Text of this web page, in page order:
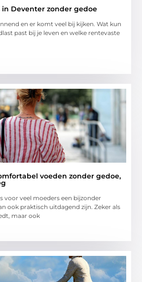
Deventer zonder gedoe
en er komt veel bij kijken. Wat kun
past bij je leven en welke rentevaste
voeden zonder gedoe,
voor veel moeders een bijzonder
ook praktisch uitdagend zijn. Zeker als
maar ook